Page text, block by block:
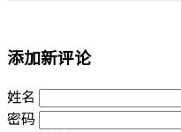
添加新评论
姓名
密码